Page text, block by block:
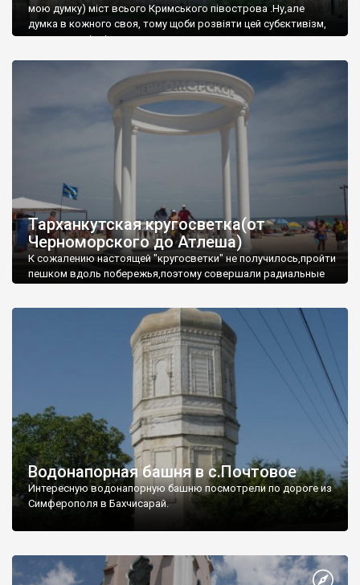
мою думку) міст всього Кримського півострова .Ну,але
думка в кожного своя, тому щоби розвіяти цей субєктивізм,
запрошую відвідати це
Тарханкутская кругосветка(от
Черноморского до Атлеша)
К сожалению настоящей "кругосветки" не получилось,пройти
пешком вдоль побережья,поэтому совершали радиальные
Водонапорная башня в с.Почтовое
Интересную водонапорную башню посмотрели по дороге из
Симферополя в Бахчисарай.